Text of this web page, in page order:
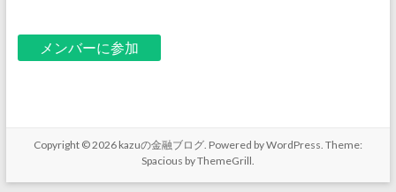
Copyright © 2026 kazuの金融ブログ. Powered byWordPress. Theme:
Spacious byThemeGrill.